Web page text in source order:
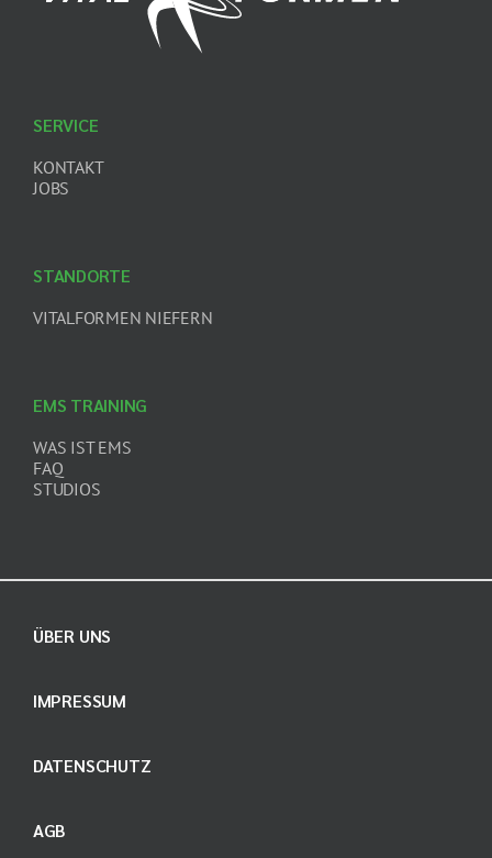
EMS TRAINING
WAS IST EMS
FAQ
STUDIOS
SERVICE
KONTAKT
JOBS
STANDORTE
VITALFORMEN NIEFERN
ÜBER UNS
IMPRESSUM
DATENSCHUTZ
AGB